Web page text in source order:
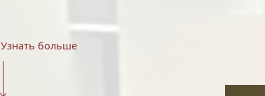
Узнать больше